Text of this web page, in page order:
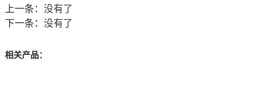
上一条： 没有了
下一条： 没有了
相关产品：